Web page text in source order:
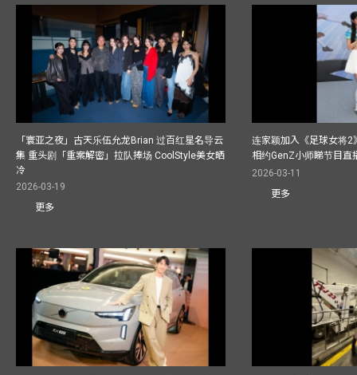
「寰亚之夜」古天乐伍允龙Brian 过百红星名导云
集 重头剧「重案解密」拉队捧场 CoolStyle美女晒
冷
2026-03-19
更多
连家颖加入《足球女将
相约GenZ小师睇节目直
2026-03-11
更多